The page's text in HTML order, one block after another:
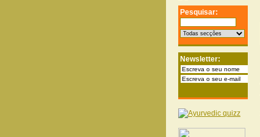
Pesquisar:
Newsletter: